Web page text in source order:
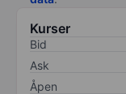
Kurser
Bid
Ask
Åpen